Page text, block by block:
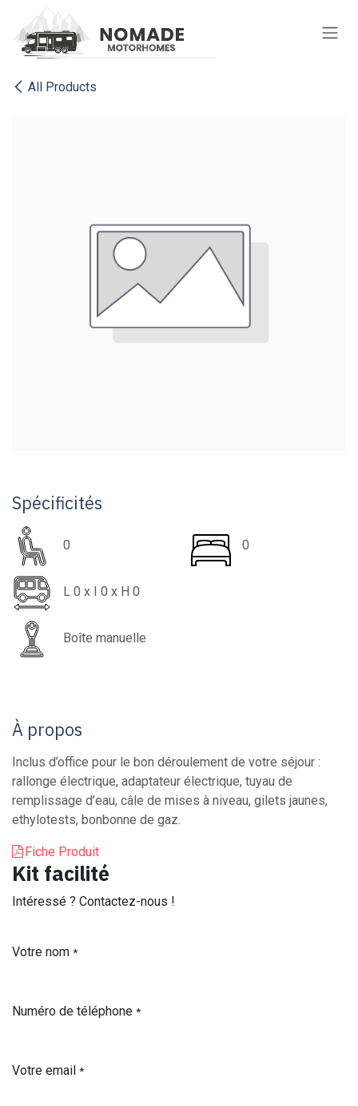
All Products
Spécificités
0 0
L 0 x I 0 x H 0
Boîte manuelle
À propos
Inclus d’office pour le bon déroulement de votre séjour :
rallonge électrique, adaptateur électrique, tuyau de
remplissage d’eau, câle de mises à niveau, gilets jaunes,
ethylotests, bonbonne de gaz.
Fiche Produit
Kit facilité
Intéressé ? Contactez-nous !
Votre nom *
Numéro de téléphone *
Votre email *